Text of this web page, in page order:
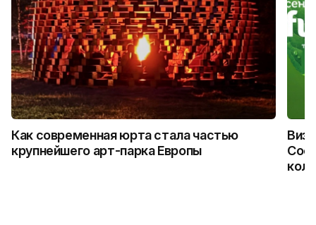
Как современная юрта стала частью
крупнейшего арт-парка Европы